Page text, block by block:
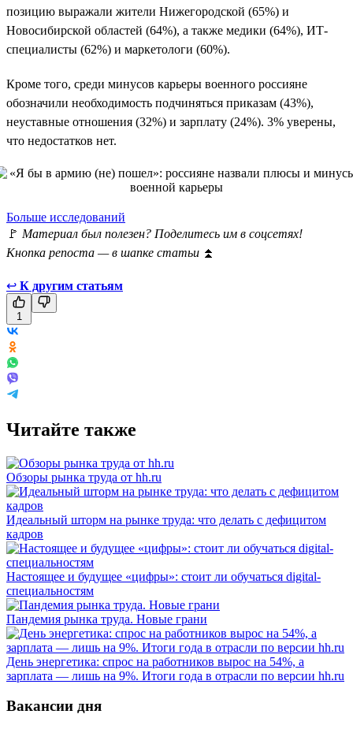
позицию выражали жители Нижегородской (65%) и
Новосибирской областей (64%), а также медики (64%), ИТ-
специалисты (62%) и маркетологи (60%).
Кроме того, среди минусов карьеры военного россияне
обозначили необходимость подчиняться приказам (43%),
неуставные отношения (32%) и зарплату (24%). 3% уверены,
что недостатков нет.
Больше исследований
🚩 Материал был полезен? Поделитесь им в соцсетях!
Кнопка репоста — в шапке статьи ⏫
↩ К другим статьям
1
Читайте также
Обзоры рынка труда от hh.ru
Идеальный шторм на рынке труда: что делать с дефицитом
кадров
Настоящее и будущее «цифры»: стоит ли обучаться digital-
специальностям
Пандемия рынка труда. Новые грани
День энергетика: спрос на работников вырос на 54%, а
зарплата — лишь на 9%. Итоги года в отрасли по версии hh.ru
Вакансии дня